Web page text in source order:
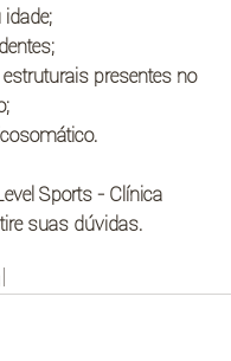
presentes no
Sports - Clínica
suas dúvidas.